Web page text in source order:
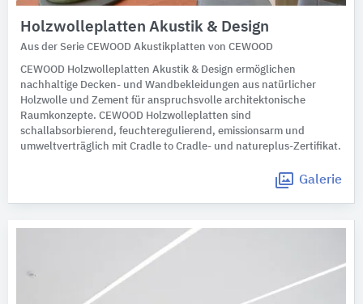
Holzwolleplatten Akustik & Design
Aus der Serie CEWOOD Akustikplatten von CEWOOD
CEWOOD Holzwolleplatten Akustik & Design ermöglichen
nachhaltige Decken- und Wandbekleidungen aus natürlicher
Holzwolle und Zement für anspruchsvolle architektonische
Raumkonzepte. CEWOOD Holzwolleplatten sind
schallabsorbierend, feuchteregulierend, emissionsarm und
umweltverträglich mit Cradle to Cradle- und natureplus-Zertifikat.
Galerie